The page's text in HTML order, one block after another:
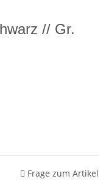
// Gr.
Frage zum Artikel